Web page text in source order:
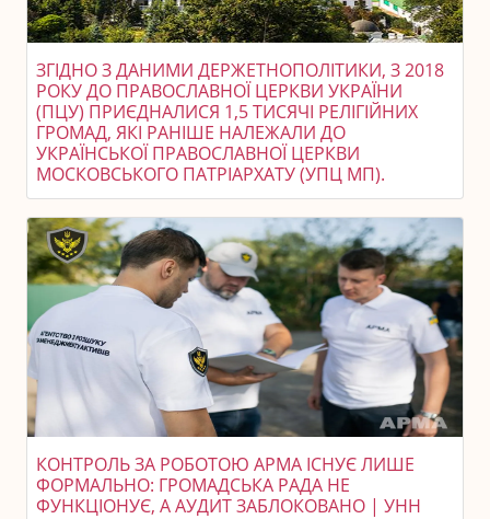
ЗГІДНО З ДАНИМИ ДЕРЖЕТНОПОЛІТИКИ, З 2018
РОКУ ДО ПРАВОСЛАВНОЇ ЦЕРКВИ УКРАЇНИ
(ПЦУ) ПРИЄДНАЛИСЯ 1,5 ТИСЯЧІ РЕЛІГІЙНИХ
ГРОМАД, ЯКІ РАНІШЕ НАЛЕЖАЛИ ДО
УКРАЇНСЬКОЇ ПРАВОСЛАВНОЇ ЦЕРКВИ
МОСКОВСЬКОГО ПАТРІАРХАТУ (УПЦ МП).
КОНТРОЛЬ ЗА РОБОТОЮ АРМА ІСНУЄ ЛИШЕ
ФОРМАЛЬНО: ГРОМАДСЬКА РАДА НЕ
ФУНКЦІОНУЄ, А АУДИТ ЗАБЛОКОВАНО | УНН